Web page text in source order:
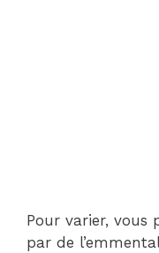
Pour varier, vous
par de